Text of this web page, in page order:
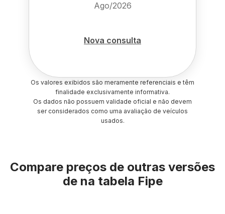
Ago/2026
Nova consulta
Os valores exibidos são meramente referenciais e têm
finalidade exclusivamente informativa.
Os dados não possuem validade oficial e não devem
ser considerados como uma avaliação de veículos
usados.
Compare preços de outras versões
de na tabela Fipe